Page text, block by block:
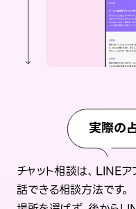
実際の
チャット相談は、LINE
話できる相談方法です。